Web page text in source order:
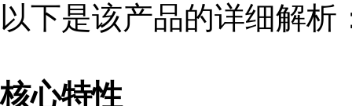
以下是该产品的详细解析
核心特性